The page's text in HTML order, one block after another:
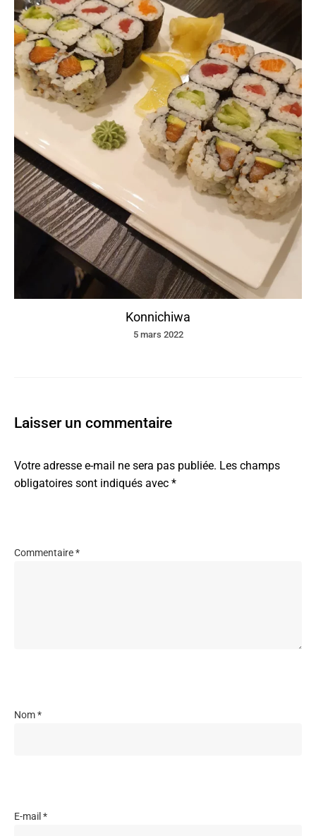
Konnichiwa
5 mars 2022
Laisser un commentaire
Votre adresse e-mail ne sera pas publiée. Les champs
obligatoires sont indiqués avec *
Commentaire*
Nom*
E-mail *